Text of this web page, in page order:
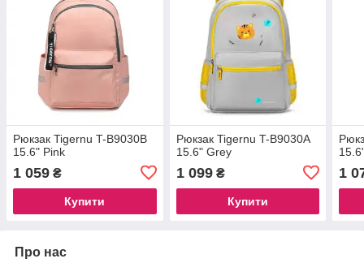
Рюкзак Tigernu T-B9030B
15.6" Pink
1 059 ₴
Купити
Рюкзак Tigernu T-B9030A
15.6" Grey
1 099₴
Купити
1
Про нас